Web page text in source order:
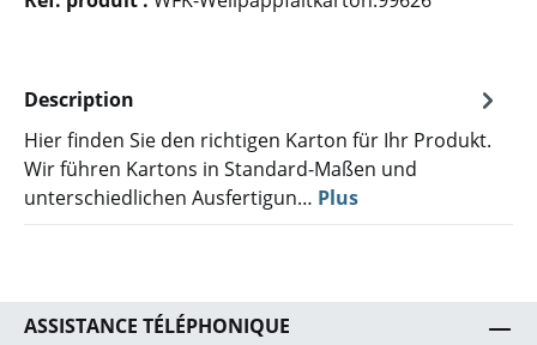
Description
Hier finden Sie den richtigen Karton für Ihr Produkt.
Wir führen Kartons in Standard-Maßen und
unterschiedlichen Ausfertigun… Plus
ASSISTANCE TÉLÉPHONIQUE